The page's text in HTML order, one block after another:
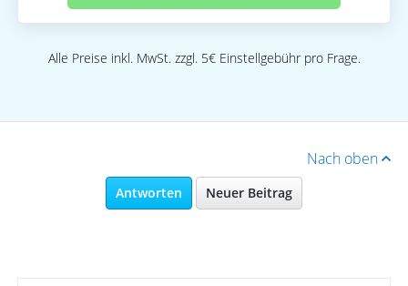
Alle Preise inkl. MwSt. zzgl. 5€ Einstellgebühr pro Frage.
Nach oben
Antworten Neuer Beitrag